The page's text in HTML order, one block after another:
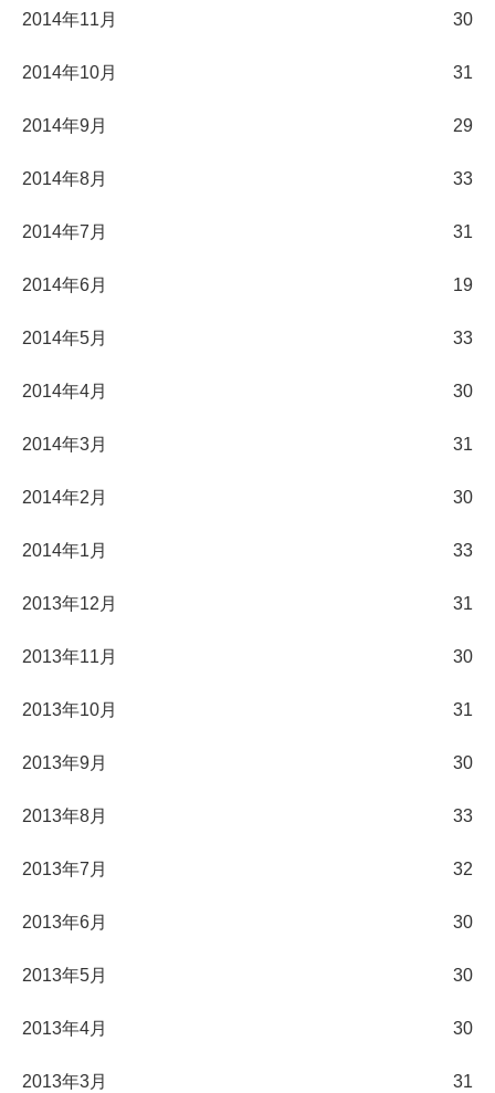
2014年11月 30
2014年10月 31
2014年9月 29
2014年8月 33
2014年7月 31
2014年6月 19
2014年5月 33
2014年4月 30
2014年3月 31
2014年2月 30
2014年1月 33
2013年12月 31
2013年11月 30
2013年10月 31
2013年9月 30
2013年8月 33
2013年7月 32
2013年6月 30
2013年5月 30
2013年4月 30
2013年3月 31